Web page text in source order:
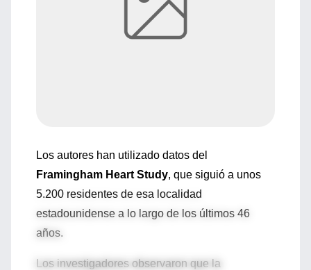
Los autores han utilizado datos del
Framingham Heart Study, que siguió a unos
5.200 residentes de esa localidad
estadounidense a lo largo de los últimos 46
años.
Los investigadores observaron que la